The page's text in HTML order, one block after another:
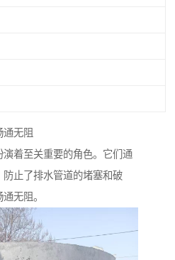
通无阻
着至关重要的角色。它们通
止了排水管道的堵塞和破
无阻。